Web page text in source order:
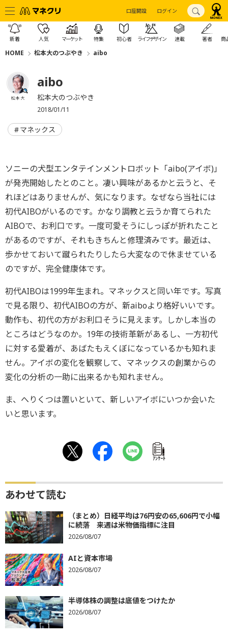
口座開設 ログイン
新着 人気 マーケット 特集 初心者 ライフデザイン 連載 著者 商
HOME 松本大のつぶやき aibo
松本 大
aibo
松本大のつぶやき
2018/01/11
マネックス
ソニーの犬型エンタテインメントロボット「aibo(アイボ)」
が発売開始したとのこと。凄い興味があるかと云うと、そ
れほどはありませんが、気になります。なぜなら当社には
初代AIBOがいるのです。かなり調教と云うか育てられた
AIBOで、お利口です。一度可愛そうにしっぽが折れたこと
があるのですが、それもきちんと修理済みです。最近は、
歩かせておいて蹴られたりしたら大変なので休ませている
のですが、完全健康体です。
初代AIBOは1999年生まれ。マネックスと同い年です。写真
で見る限り、初代AIBOの方が、新aiboより格好いいです。
動作も、初代の方がお利口そうに見えます。しかし本当の
ところはどうなのか。19年の技術革新があるし、一方初代
に対する愛着が、あばたもえくぼになっているかも知れま
せん。アイボの変化を観察して、マネックスの創業からの
変化の分析の一助に出来るかも知れません。
ま、へりくつは置いといて、新しいアイボにいつか会いた
いと思います。
ｱﾝｹｰﾄ
あわせて読む
（まとめ）日経平均は76円安の65,606円で小幅
に続落 来週は米物価指標に注目
2026/08/07
AIと資本市場
2026/08/07
半導体株の調整は底値をつけたか
2026/08/07